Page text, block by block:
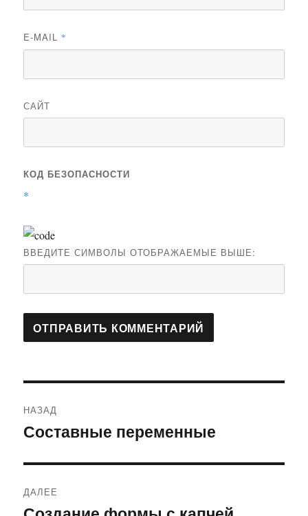
E-MAIL *
САЙТ
КОД БЕЗОПАСНОСТИ
*
ВВЕДИТЕ СИМВОЛЫ ОТОБРАЖАЕМЫЕ ВЫШЕ:
по
НАЗАД
Предыдущая
Составные переменные
ДАЛЕЕ